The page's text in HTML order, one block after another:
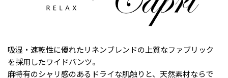
吸湿・速乾性に優れたリネンブレンドの上質なファブリック
を採用したワイドパンツ。
麻特有のシャリ感のあるドライな肌触りと、天然素材ならで